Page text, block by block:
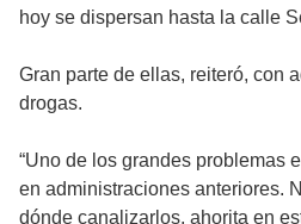
hoy se dispersan hasta la calle
Gran parte de ellas, reiteró, con
drogas.
“Uno de los grandes problemas
en administraciones anteriores.
dónde canalizarlos, ahorita en